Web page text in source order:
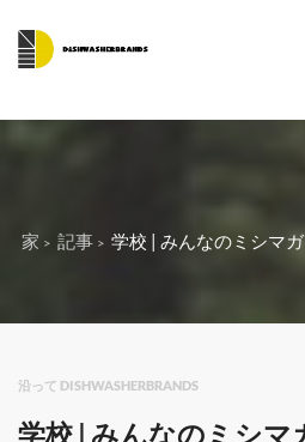
家 記事 学校 | みんなのミシマ
沿って DISHWASHERBRANDS
学校 | みんなのミシマ